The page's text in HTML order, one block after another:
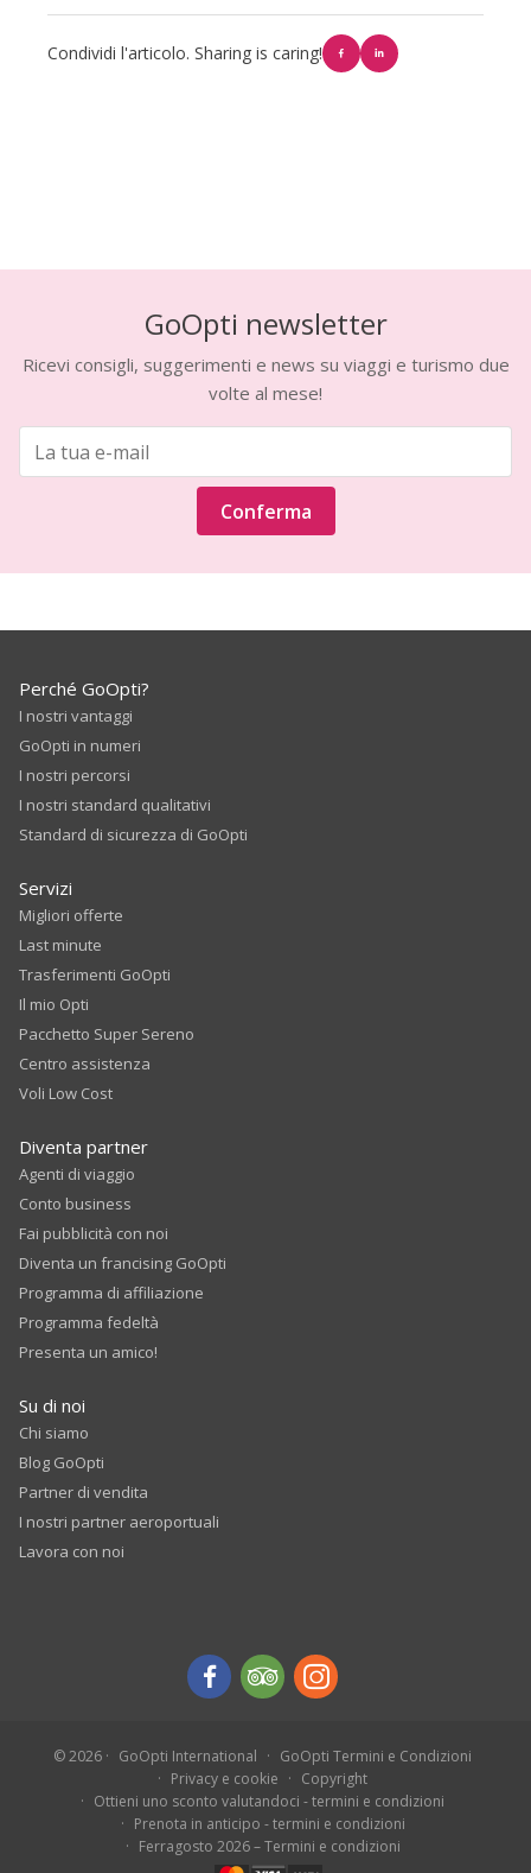
Condividi l'articolo. Sharing is caring!
GoOpti newsletter
Ricevi consigli, suggerimenti e news su viaggi e turismo due
volte al mese!
Conferma
Perché GoOpti?
I nostri vantaggi
GoOpti in numeri
I nostri percorsi
I nostri standard qualitativi
Standard di sicurezza di GoOpti
Servizi
Migliori offerte
Last minute
Trasferimenti GoOpti
Il mio Opti
Pacchetto Super Sereno
Centro assistenza
Voli Low Cost
Diventa partner
Agenti di viaggio
Conto business
Fai pubblicità con noi
Diventa un francising GoOpti
Programma di affiliazione
Programma fedeltà
Presenta un amico!
Su di noi
Chi siamo
Blog GoOpti
Partner di vendita
I nostri partner aeroportuali
Lavora con noi
© 2026 GoOpti International
GoOpti Termini e Condizioni
Privacy e cookie
Copyright
Ottieni uno sconto valutandoci - termini e condizioni
Prenota in anticipo - termini e condizioni
Ferragosto 2026 – Termini e condizioni